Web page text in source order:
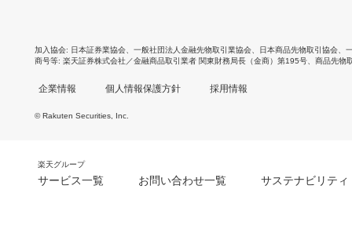
加入協会 日本証券業協会 一般社団法人金融先物取引業協会 日本商品先物取引協会
商号等 楽天証券株式会社／金融商品取引業者 関東財務局長（金商）第195号、商品先物
企業情報 個人情報保護方針 採用情報
© Rakuten Securities, Inc.
楽天グループ
サービス一覧 お問い合わせ一覧 サステナビリティ